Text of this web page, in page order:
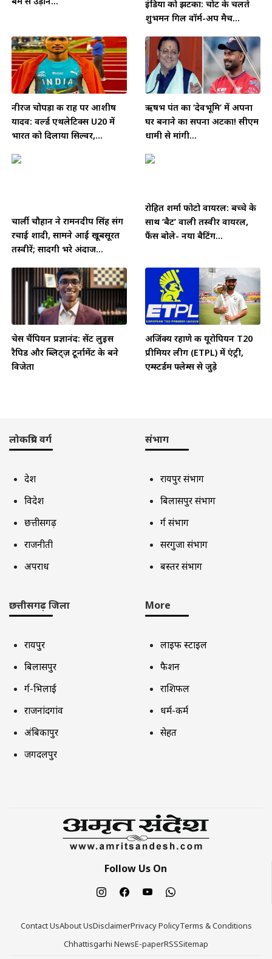
इंडिया को झटका: चोट के चलते
शुभमन गिल वॉर्म-अप मैच...
नीरज चोपड़ा की राह पर आशीष
यादव: वर्ल्ड एथलेटिक्स U20 में
भारत को दिलाया सिल्वर,...
ऋषभ पंत का ‘देवभूमि’ में अपना
घर बनाने का सपना अटका! सीएम
धामी से मांगी...
चार्ली चौहान ने रामनदीप सिंह संग
रचाई शादी, सामने आईं खूबसूरत
तस्वीरें; सादगी भरे अंदाज...
रोहित शर्मा फोटो वायरल: बच्चे के
साथ ‘बैट’ वाली तस्वीर वायरल,
फैंस बोले- नया बैटिंग...
चेस चैंपियन प्रज्ञानंद: सेंट लुइस
रैपिड और ब्लिट्ज़ टूर्नामेंट के बने
विजेता
अजिंक्य रहाणे की यूरोपियन T20
प्रीमियर लीग (ETPL) में एंट्री,
एम्स्टर्डम फ्लेम्स से जुड़े
लोकप्रिय वर्ग
देश
विदेश
छत्तीसगढ़
राजनीती
अपराध
संभाग
रायपुर संभाग
बिलासपुर संभाग
दुर्ग संभाग
सरगुजा संभाग
बस्तर संभाग
छत्तीसगढ़ जिला
रायपुर
बिलासपुर
दुर्ग-भिलाई
राजनांदगांव
अंबिकापुर
जगदलपुर
More
लाइफ स्टाइल
फैशन
राशिफल
धर्म-कर्म
सेहत
Follow Us On
Contact UsAbout UsDisclaimerPrivacy PolicyTerms & Conditions
Chhattisgarhi NewsE-paperRSSSitemap